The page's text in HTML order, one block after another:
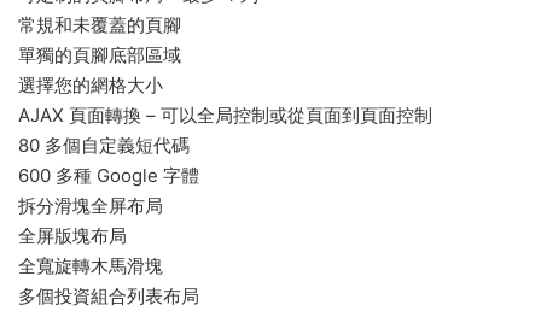
常規和未覆蓋的頁腳
單獨的頁腳底部區域
選擇您的網格大小
AJAX 頁面轉換 – 可以全局控制或從頁面到頁面控制
80 多個自定義短代碼
600 多種 Google 字體
拆分滑塊全屏布局
全屏版塊布局
全寬旋轉木馬滑塊
多個投資組合列表布局